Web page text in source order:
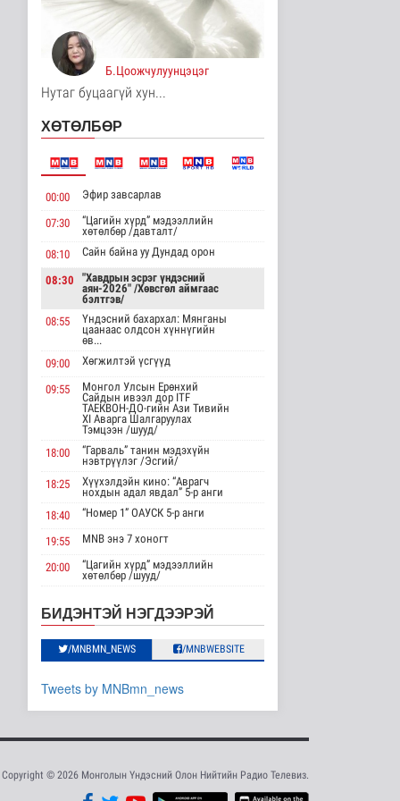
Төрийн үйлчилгээг
иргэдэд ойртуулна
17 цаг 25 минутын өмнө
18 цаг 46 минутын өмнө
ЦАГ АГААР:
Улаанбаатарт шөнөдөө
17 хэм дулаан
Байгаль орчин
COP17-ын зочид,
250 орчим ж..
19 цаг 12 минутын өмнө
Шатахууны нөөцийг
нэмэгдүүлэх,
доголдлыг арилгах..
Нийгэм
19 цаг 16 минутын өмнө
Нийслэлийн иргэдийн
Төлөөлөгчдийн Хурлын
Ээлжит ..
Нийгэм
Үерийн аюулаас
анхааруулж байна
Байгаль орчин
20 цаг 37 минутын өмнө
байгууллагын 102
20 цаг 47 минутын өмнө
Үндэсний спортын
зуны VIII наадам
амжилттай зохи..
Б.Цоожчулуунцэцэг
Нутаг буцаагүй хун...
ХӨТӨЛБӨР
00:00 Эфир завсарлав
07:30
“Цагийн хүрд” мэдээллийн
хөтөлбөр /давталт/
08:10
Сайн байна уу Дундад орон
08:30
"Хавдрын эсрэг үндэсний
аян-2026" /Хөвсгөл аймгаас
бэлтгэв/
08:55
Үндэсний бахархал: Мянганы
цаанаас олдсон хүннүгийн
өв...
09:00
Хөгжилтэй үсгүүд
09:55
Монгол Улсын Ерөнхий
Сайдын ивээл дор ITF
ТАЕКВОН-ДО-гийн Ази Тивийн
XI Аварга Шалгаруулах
Тэмцээн /шууд/
18:00
“Гарваль” танин мэдэхүйн
нэвтрүүлэг /Эсгий/
18:25
Хүүхэлдэйн кино: “Аврагч
нохдын адал явдал” 5-р анги
18:40
“Номер 1” ОАУСК 5-р анги
19:55 MNB энэ 7 хоногт
20:00
“Цагийн хүрд” мэдээллийн
хөтөлбөр /шууд/
20:45 Хөндөх сэдэв: Эмийн чанар
21:15
100% уралдаант, танин
мэдэхүйн нэвтрүүлэг S2 #9
22:15
23:30
БИДЭНТЭЙ НЭГДЭЭРЭЙ
/MNBMN_NEWS /MNBWEBSITE
Tweets by MNBmn_news
Copyright © 2026 Монголын Үндэсний Олон Нийтийн Радио Телевиз.